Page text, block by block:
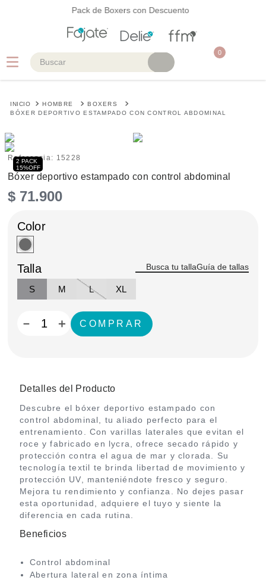
Pack de Boxers con Descuento
Buscar 0
HOMBRE
BOXERS
BÓXER DEPORTIVO ESTAMPADO CON CONTROL ABDOMINAL
2 PACK
15%OFF
Referencia: 15228
Bóxer deportivo estampado con control abdominal
$ 71.900
Talla
S M L XL
Guía de tallas
＋
－
Detalles del Producto
Descubre el bóxer deportivo estampado con
control abdominal, tu aliado perfecto para el
entrenamiento. Con varillas laterales que evitan el
roce y fabricado en lycra, ofrece secado rápido y
protección contra el agua de mar y clorada. Su
tecnología textil te brinda libertad de movimiento y
protección UV, manteniéndote fresco y seguro.
Mejora tu rendimiento y confianza. No dejes pasar
esta oportunidad, adquiere el tuyo y siente la
diferencia en cada rutina.
Beneficios
Control abdominal
Abertura lateral en zona íntima
1. faja
4. brasier
5.